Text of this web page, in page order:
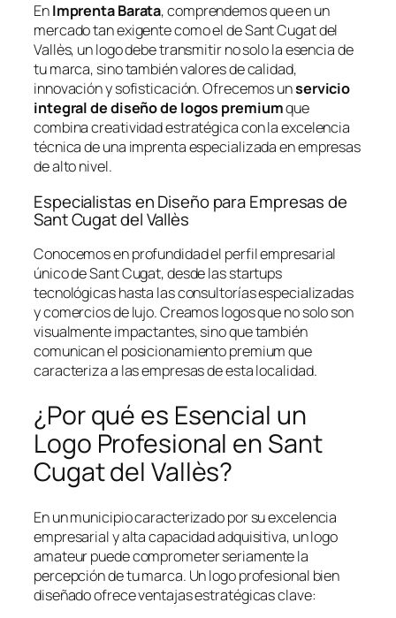
EnImprenta Barata, comprendemos que en un
mercado tan exigente como el de Sant Cugat del
Vallès, un logo debe transmitir no solo la esencia de
tu marca, sino también valores de calidad,
innovación y sofisticación. Ofrecemos unservicio
integral de diseño de logos premiumque
combina creatividad estratégica con la excelencia
técnica de una imprenta especializada en empresas
de alto nivel.
Especialistas en Diseño para Empresas de
Sant Cugat del Vallès
Conocemos en profundidad el perfil empresarial
único de Sant Cugat, desde las startups
tecnológicas hasta las consultorías especializadas
y comercios de lujo. Creamos logos que no solo son
visualmente impactantes, sino que también
comunican el posicionamiento premium que
caracteriza a las empresas de esta localidad.
¿Por qué es Esencial un
Logo Profesional en Sant
Cugat del Vallès?
En un municipio caracterizado por su excelencia
empresarial y alta capacidad adquisitiva, un logo
amateur puede comprometer seriamente la
percepción de tu marca. Un logo profesional bien
diseñado ofrece ventajas estratégicas clave: